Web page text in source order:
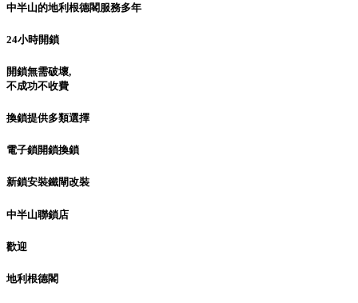
中半山的地利根德閣服務多年
24小時開鎖
開鎖無需破壞,
不成功不收費
換鎖提供多類選擇
電子鎖開鎖換鎖
新鎖安裝鐵閘改裝
中半山聯鎖店
歡迎
地利根德閣